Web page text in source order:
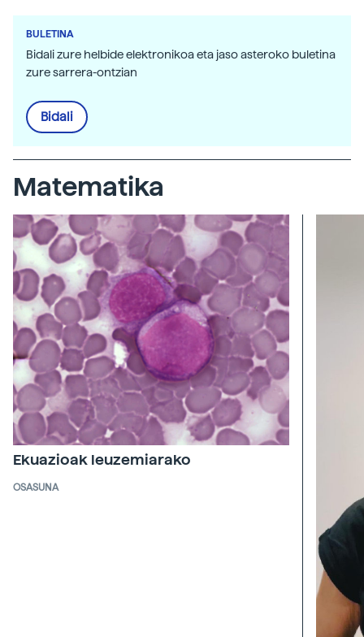
BULETINA
Bidali zure helbide elektronikoa eta jaso asteroko buletina
zure sarrera-ontzian
Bidali
Matematika
Ekuazioak leuzemiarako
OSASUNA